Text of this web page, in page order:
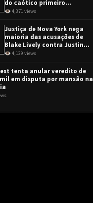
do caótico primeiro
encontro
👁 4,371 views
Justiça de Nova York nega
maioria das acusações de
Blake Lively contra Justin
Baldoni
👁 4,139 views
tenta anular veredito de
mil em disputa por mansão na